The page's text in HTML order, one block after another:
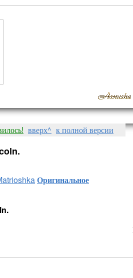
вверх^ к полной версии
Оригинальное